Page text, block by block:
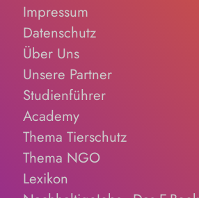
Impressum
Datenschutz
Über Uns
Unsere Partner
Studienführer
Academy
Thema Tierschutz
Thema NGO
Lexikon